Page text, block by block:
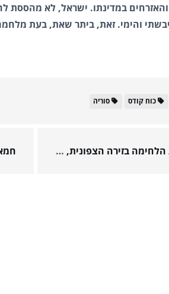
במדינתו. ישראל, לא מהססת
והימי. זאת, ביתר שאת, בעת
כוח קודס סוריה
איראן וחיזבאללה מנצלים את הלחימה בזירה הצפונית, על רקע "המלחמה בעזה", כדי לבחון "אמצעים טכנולוגיים" ש"יפרצו","ישבשו" או יפגעו במערך ההגנה האווירית של ישראל